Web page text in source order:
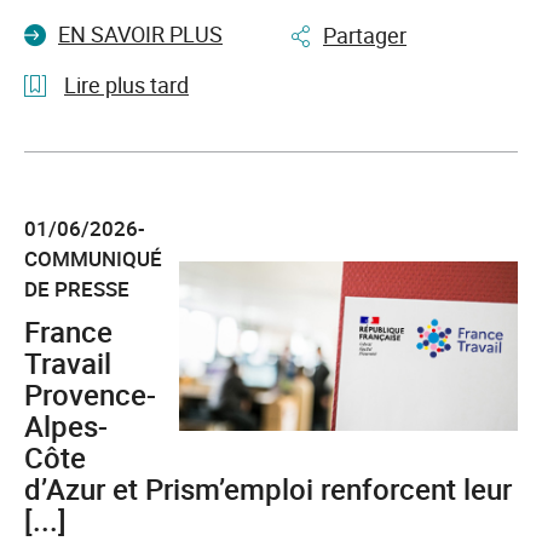
EN SAVOIR PLUS
Partager
Lire plus tard
l'article
de
l'emploi
reprend
la
route
en
Provence-
Côte
d'Azur
01/06/2026-
COMMUNIQUÉ
DE PRESSE
France
Travail
Provence-
Alpes-
Côte
d’Azur et Prism’emploi renforcent leur
[...]